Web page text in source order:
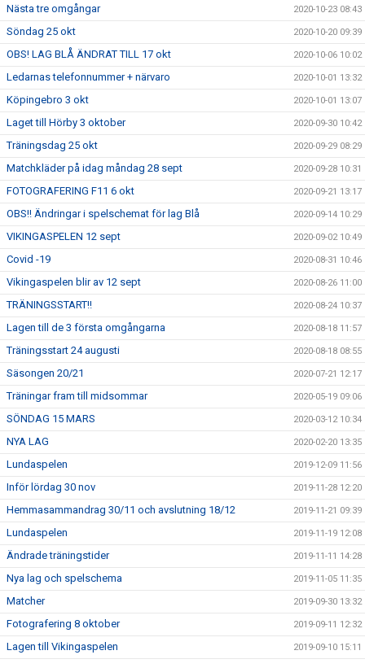
Nästa tre omgångar 2020-10-23 08:43
Söndag 25 okt 2020-10-20 09:39
OBS! LAG BLÅ ÄNDRAT TILL 17 okt 2020-10-06 10:02
Ledarnas telefonnummer + närvaro 2020-10-01 13:32
Köpingebro 3 okt 2020-10-01 13:07
Laget till Hörby 3 oktober 2020-09-30 10:42
Träningsdag 25 okt 2020-09-29 08:29
Matchkläder på idag måndag 28 sept 2020-09-28 10:31
FOTOGRAFERING F11 6 okt 2020-09-21 13:17
OBS!! Ändringar i spelschemat för lag Blå 2020-09-14 10:29
VIKINGASPELEN 12 sept 2020-09-02 10:49
Covid -19 2020-08-31 10:46
Vikingaspelen blir av 12 sept 2020-08-26 11:00
TRÄNINGSSTART!! 2020-08-24 10:37
Lagen till de 3 första omgångarna 2020-08-18 11:57
Träningsstart 24 augusti 2020-08-18 08:55
Säsongen 20/21 2020-07-21 12:17
Träningar fram till midsommar 2020-05-19 09:06
SÖNDAG 15 MARS 2020-03-12 10:34
NYA LAG 2020-02-20 13:35
Lundaspelen 2019-12-09 11:56
Inför lördag 30 nov 2019-11-28 12:20
Hemmasammandrag 30/11 och avslutning 18/12 2019-11-21 09:39
Lundaspelen 2019-11-19 12:08
Ändrade träningstider 2019-11-11 14:28
Nya lag och spelschema 2019-11-05 11:35
Matcher 2019-09-30 13:32
Fotografering 8 oktober 2019-09-11 12:32
Lagen till Vikingaspelen 2019-09-10 15:11